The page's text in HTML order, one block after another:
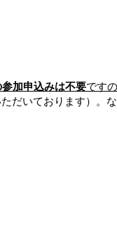
加申込みは不要です
だいております）。